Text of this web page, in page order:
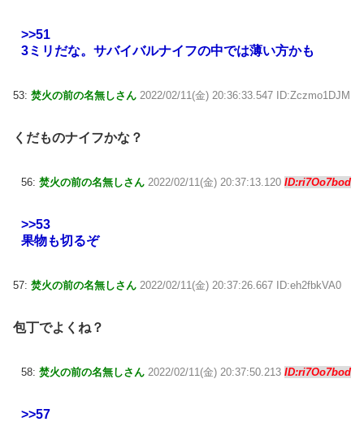
>>51
3ミリだな。サバイバルナイフの中では薄い方かも
53: 焚火の前の名無しさん 2022/02/11(金) 20:36:33.547 ID:Zczmo1DJM
くだものナイフかな？
56: 焚火の前の名無しさん 2022/02/11(金) 20:37:13.120 ID:ri7Oo7bod
>>53
果物も切るぞ
57: 焚火の前の名無しさん 2022/02/11(金) 20:37:26.667 ID:eh2fbkVA0
包丁でよくね？
58: 焚火の前の名無しさん 2022/02/11(金) 20:37:50.213 ID:ri7Oo7bod
>>57